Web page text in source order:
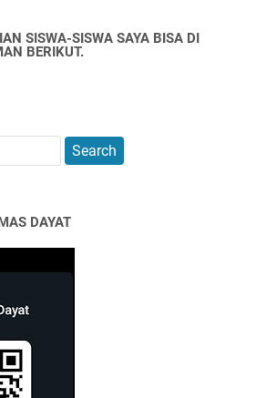
SISWA-SISWA SAYA BISA DI
BERIKUT.
DAYAT